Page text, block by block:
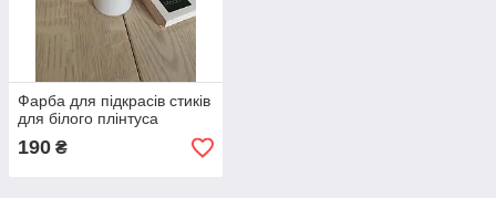
Фарба для підкрасів стиків
для білого плінтуса
190 ₴